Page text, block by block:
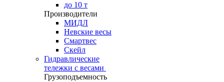
до 10 т
Производители
МИДЛ
Невские весы
Смартвес
Скейл
Гидравлические
тележки с весами
Грузоподъемность